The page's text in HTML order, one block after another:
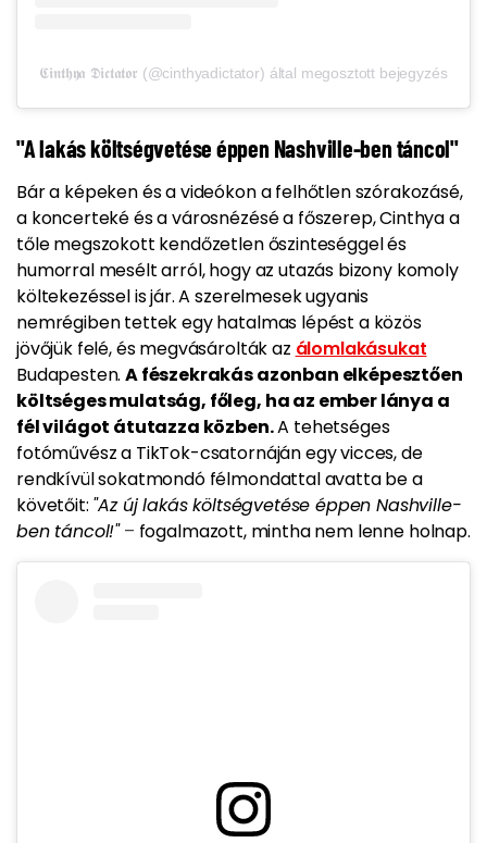
𝕮𝖎𝖓𝖙𝖍𝖞𝖆 𝕯𝖎𝖈𝖙𝖆𝖙𝖔𝖗 (@cinthyadictator) által megosztott bejegyzés
"A lakás költségvetése éppen Nashville-ben táncol"
Bár a képeken és a videókon a felhőtlen szórakozásé,
a koncerteké és a városnézésé a főszerep, Cinthya a
tőle megszokott kendőzetlen őszinteséggel és
humorral mesélt arról, hogy az utazás bizony komoly
költekezéssel is jár. A szerelmesek ugyanis
nemrégiben tettek egy hatalmas lépést a közös
jövőjük felé, és megvásárolták az álomlakásukat
Budapesten.A fészekrakás azonban elképesztően
költséges mulatság, főleg, ha az ember lánya a
fél világot átutazza közben.A tehetséges
fotóművész a TikTok-csatornáján egy vicces, de
rendkívül sokatmondó félmondattal avatta be a
követőit: "Az új lakás költségvetése éppen Nashville-
ben táncol!" – fogalmazott, mintha nem lenne holnap.